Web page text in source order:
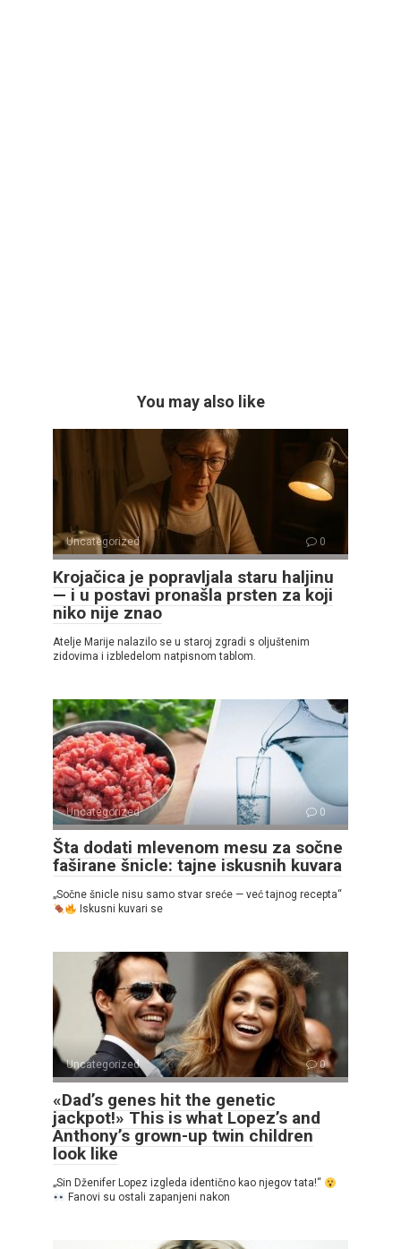
You may also like
Uncategorized 0
Krojačica je popravljala staru haljinu
— i u postavi pronašla prsten za koji
niko nije znao
Atelje Marije nalazilo se u staroj zgradi s oljuštenim
zidovima i izbledelom natpisnom tablom.
Uncategorized 0
Šta dodati mlevenom mesu za sočne
faširane šnicle: tajne iskusnih kuvara
„Sočne šnicle nisu samo stvar sreće — već tajnog recepta“
Iskusni kuvari se
Uncategorized 0
«Dad’s genes hit the genetic
jackpot!» This is what Lopez’s and
Anthony’s grown-up twin children
look like
„Sin Dženifer Lopez izgleda identično kao njegov tata!“
Fanovi su ostali zapanjeni nakon